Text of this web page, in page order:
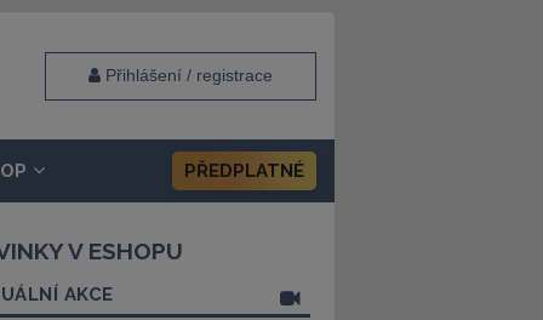
Přihlášení / registrace
PŘEDPLATNÉ
V ESHOPU
AKCE